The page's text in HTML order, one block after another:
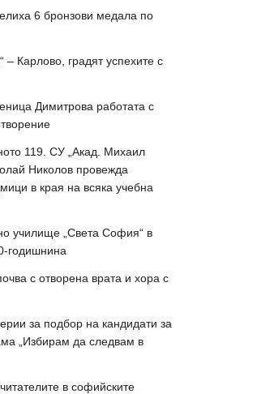
6 бронзови медала по
– Карлово, градят успехите с
Димитрова работата с
119. СУ „Акад. Михаил
Николов провежда
в края на всяка учебна
училище „Света София“ в
годишнина
с отворена врата и хора с
за подбор на кандидати за
„Избирам да следвам в
в софийските